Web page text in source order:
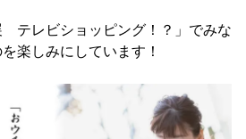
テレビショッピング！？」でみな
楽しみにしています！